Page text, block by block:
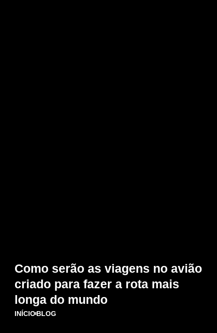
Como serão as viagens no avião
criado para fazer a rota mais
longa do mundo
INÍCIOBLOG